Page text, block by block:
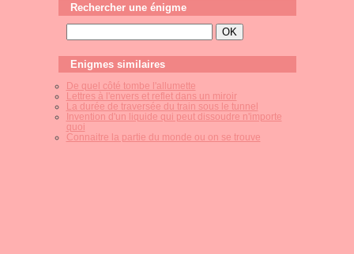
Rechercher une énigme
Enigmes similaires
De quel côté tombe l'allumette
Lettres à l'envers et reflet dans un miroir
La durée de traversée du train sous le tunnel
Invention d'un liquide qui peut dissoudre n'importe
quoi
Connaitre la partie du monde ou on se trouve